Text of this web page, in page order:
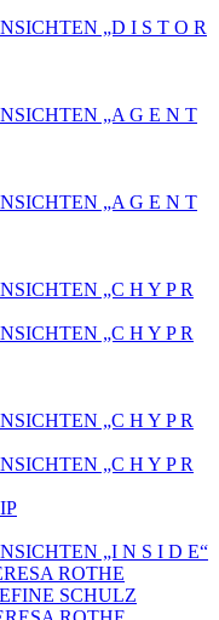
„D I S T O R
„A G E N T
„A G E N T
„C H Y P R
„C H Y P R
„C H Y P R
„C H Y P R
„I N S I D E“
ROTHE
SCHULZ